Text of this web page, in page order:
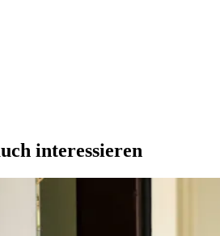
interessieren